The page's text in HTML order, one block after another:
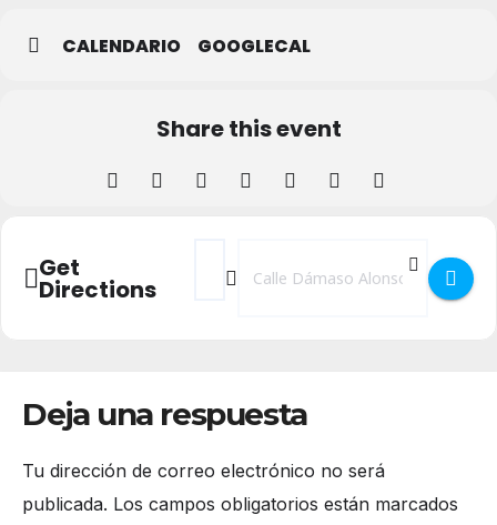
CALENDARIO GOOGLECAL
Share this event
Get
Directions
Address - Cartelera Cines Artesiete []
Destination Address - Cartelera
Deja una respuesta
Tu dirección de correo electrónico no será
publicada. Los campos obligatorios están marcados